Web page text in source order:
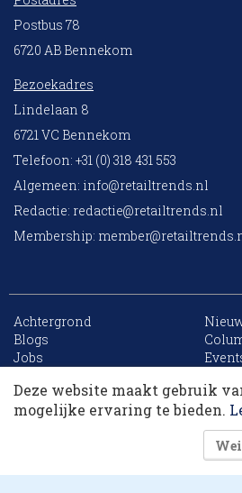
Postbus 78
6720 AB Bennekom
Bezoekadres
Lindelaan 8
6721 VC Bennekom
Telefoon: +31 (0) 318 431 553
Algemeen: info@retailtrends.nl
Redactie: redactie@retailtrends.nl
Membership:
Achtergrond
Blogs
Jobs
Archief
Website is
Deze website maakt gebruik
mogelijke ervaring te bieden.
10 collega’s
Korting op events